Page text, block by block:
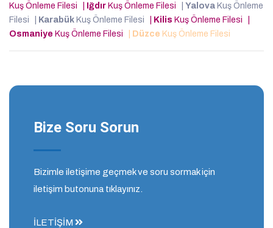
Kuş Önleme Filesi
Iğdır Kuş Önleme Filesi Yalova Kuş Önleme
Filesi
Karabük Kuş Önleme Filesi Kilis Kuş Önleme Filesi
Osmaniye Kuş Önleme Filesi Düzce Kuş Önleme Filesi
Bize Soru Sorun
Bizimle iletişime geçmek ve soru sormak için
iletişim butonuna tıklayınız.
İLETİŞİM